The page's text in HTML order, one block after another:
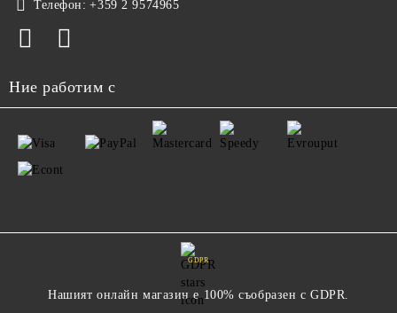
Телефон: +359 2 9574965
Ние работим с
GDPR
Нашият онлайн магазин е 100% съобразен с GDPR.